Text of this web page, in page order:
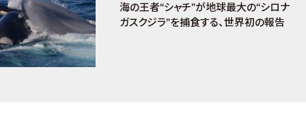
海の王者“シャチ”が地球最大の“シロナ
ガスクジラ”を捕食する、世界初の報告